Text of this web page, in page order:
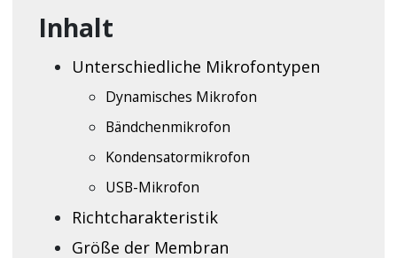
Inhalt
Unterschiedliche Mikrofontypen
Dynamisches Mikrofon
Bändchenmikrofon
Kondensatormikrofon
USB-Mikrofon
Richtcharakteristik
Größe der Membran